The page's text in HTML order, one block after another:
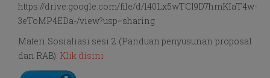
https://drive.google.com/file/d/140Lx5wTCl9D7hmKIaT4w-
3eToMP4EDa-/view?usp=sharing
Materi Sosialiasi sesi 2 (Panduan penyusunan proposal
dan RAB): Klik disini